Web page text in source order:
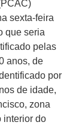
sexta-feira
que seria
pelas
anos, de
por
de idade,
zona
interior do